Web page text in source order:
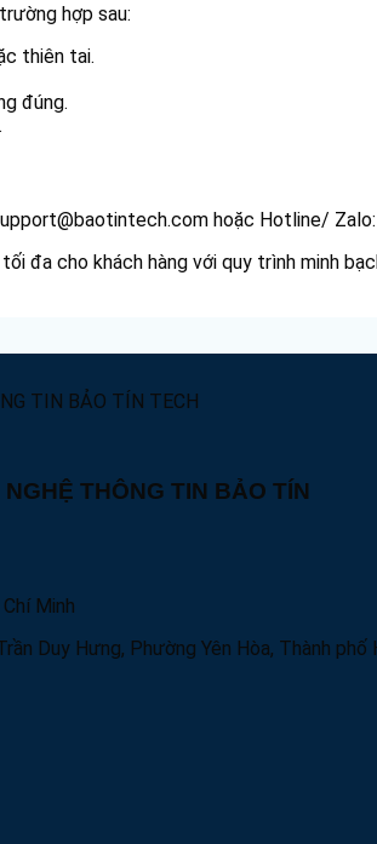
hợp sau:
thiên tai.
đúng.
hoặc Hotline/
đa cho khách hàng với quy trình minh
THÔNG TIN BẢO TÍN
Minh
Duy Hưng, Phường Yên Hòa, Thành phố